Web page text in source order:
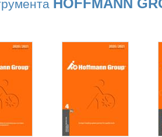
HOFFMANN